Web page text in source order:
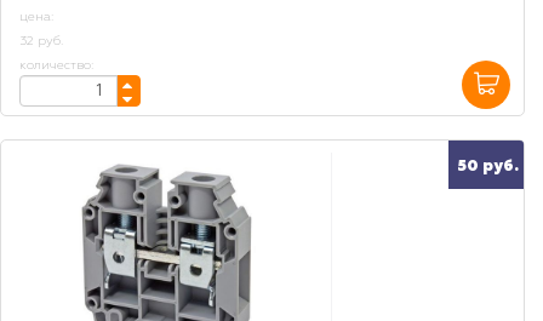
цена:
32 руб.
количество:
50 руб.